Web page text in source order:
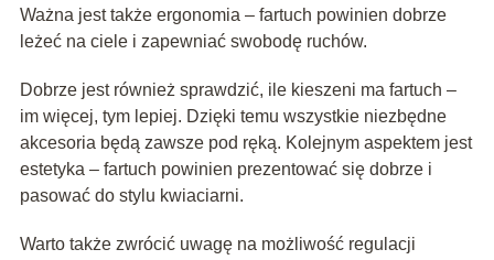
Ważna jest także ergonomia – fartuch powinien dobrze
leżeć na ciele i zapewniać swobodę ruchów.
Dobrze jest również sprawdzić, ile kieszeni ma fartuch –
im więcej, tym lepiej. Dzięki temu wszystkie niezbędne
akcesoria będą zawsze pod ręką. Kolejnym aspektem jest
estetyka – fartuch powinien prezentować się dobrze i
pasować do stylu kwiaciarni.
Warto także zwrócić uwagę na możliwość regulacji